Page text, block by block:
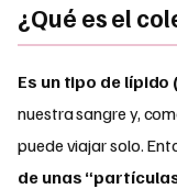
¿Qué es el
Es un tipo de
nuestra sangre y,
puede viajar solo.
de unas